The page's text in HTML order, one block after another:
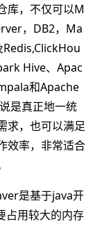
库，不仅可以M
，DB2，Ma
Hive、Apac
和Apache
是真正地一统
求，也可以满足
效率，非常适合
是基于java开
占用较大的内存